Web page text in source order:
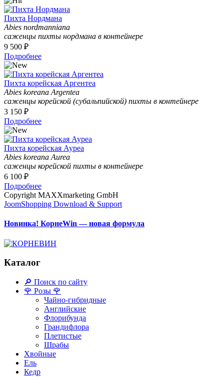
Пихта Нордмана
Abies nordmanniana
саженцы пихты нордмана в контейнере
9 500 ₽
Подробнее
Пихта корейская Аргентеа
Abies koreana Argentea
саженцы корейской (субальпийской) пихты в контейнере
3 150 ₽
Подробнее
Пихта корейская Ауреа
Abies koreana Aurea
саженцы корейской пихты в контейнере
6 100 ₽
Подробнее
Copyright MAXXmarketing GmbH
JoomShopping Download & Support
Новинка! КорнеWin — новая формула
Каталог
🔎 Поиск по сайту
🌹 Розы 🌹
Чайно-гибридные
Английские
Флорибунда
Грандифлора
Плетистые
Шрабы
Хвойные
Ель
Кедр